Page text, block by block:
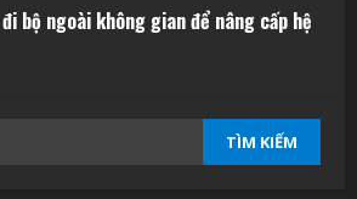
bộ ngoài không gian để nâng cấp hệ